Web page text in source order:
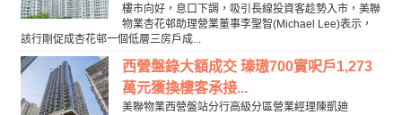
樓市向好，息口下調，吸引長線投資客趁勢入市，美聯
物業杏花邨助理營業董事李聖智(Michael Lee)表示，
該行剛促成杏花邨一個低層三房戶成...
西營盤錄大額成交 瑧璈700實呎戶1,273
萬元獲換樓客承接...
美聯物業西營盤站分行高級分區營業經理陳凱廸